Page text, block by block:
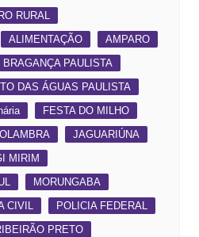
RURAL
ALIMENTAÇÃO
AMPARO
BRAGANÇA PAULISTA
DAS ÁGUAS PAULISTA
FESTA DO MILHO
JAGUARIÚNA
MIRIM
MORUNGABA
CIVIL
POLICIA FEDERAL
PRETO